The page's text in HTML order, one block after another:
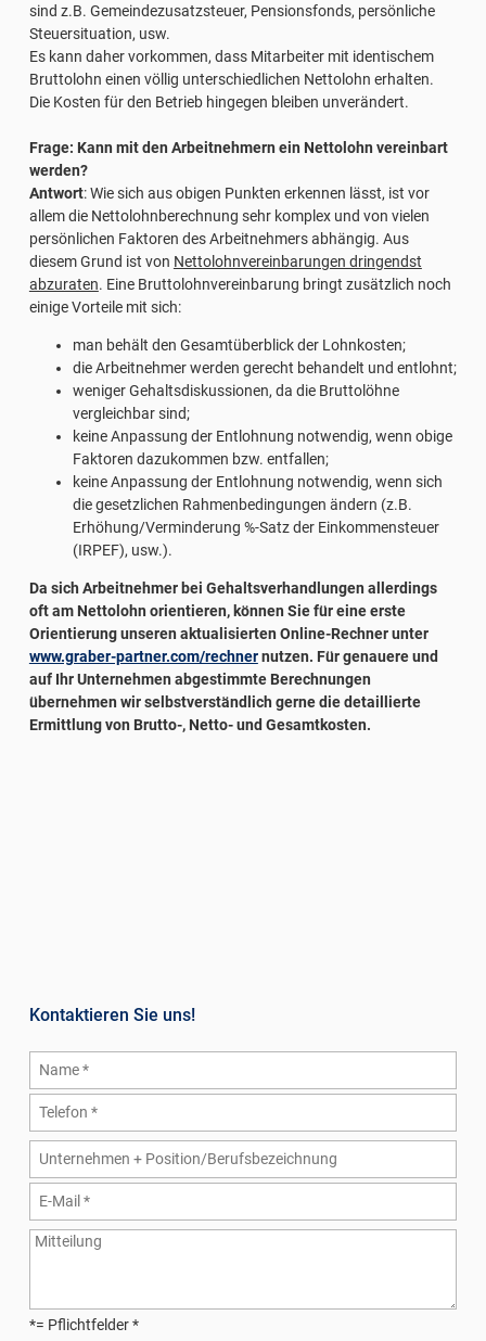
sind z.B. Gemeindezusatzsteuer, Pensionsfonds, persönliche
Steuersituation, usw.
Es kann daher vorkommen, dass Mitarbeiter mit identischem
Bruttolohn einen völlig unterschiedlichen Nettolohn erhalten.
Die Kosten für den Betrieb hingegen bleiben unverändert.
Frage: Kann mit den Arbeitnehmern ein Nettolohn vereinbart
werden?
Antwort: Wie sich aus obigen Punkten erkennen lässt, ist vor
allem die Nettolohnberechnung sehr komplex und von vielen
persönlichen Faktoren des Arbeitnehmers abhängig. Aus
diesem Grund ist von Nettolohnvereinbarungen dringendst
abzuraten. Eine Bruttolohnvereinbarung bringt zusätzlich noch
einige Vorteile mit sich:
man behält den Gesamtüberblick der Lohnkosten;
die Arbeitnehmer werden gerecht behandelt und entlohnt;
weniger Gehaltsdiskussionen, da die Bruttolöhne
vergleichbar sind;
keine Anpassung der Entlohnung notwendig, wenn obige
Faktoren dazukommen bzw. entfallen;
keine Anpassung der Entlohnung notwendig, wenn sich
die gesetzlichen Rahmenbedingungen ändern (z.B.
Erhöhung/Verminderung %-Satz der Einkommensteuer
(IRPEF), usw.).
Da sich Arbeitnehmer bei Gehaltsverhandlungen allerdings
oft am Nettolohn orientieren, können Sie für eine erste
Orientierung unseren aktualisierten Online-Rechner unter
www.graber-partner.com/rechnernutzen. Für genauere und
auf Ihr Unternehmen abgestimmte Berechnungen
übernehmen wir selbstverständlich gerne die detaillierte
Ermittlung von Brutto-, Netto- und Gesamtkosten.
Kontaktieren Sie uns!
*= Pflichtfelder